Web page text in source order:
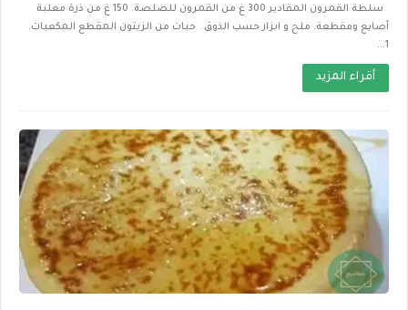
سلطة القمرون المقادير 300 غ من القمرون للصلصة. 150 غ من ذرة معلبة
أصابع ومقطعة. ملح و ابزار حسب الذوق. حبات من الزيتون المقطع المكعبات.
1...
أقراء المزيد